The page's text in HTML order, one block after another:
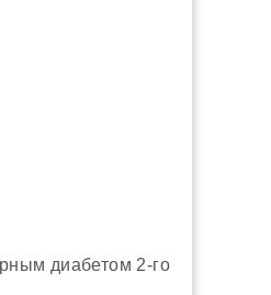
диабетом 2-го